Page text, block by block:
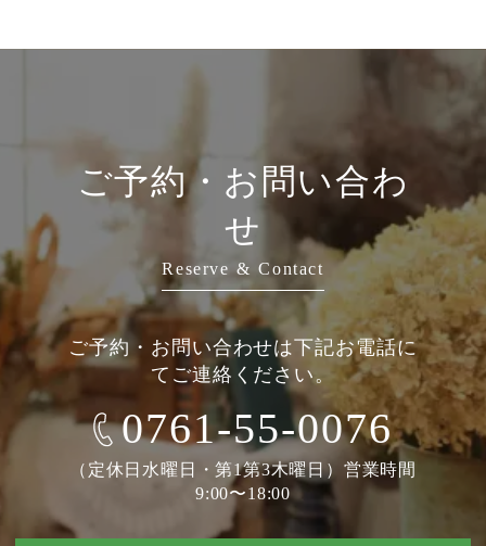
ご予約・お問い合わ
せ
Reserve & Contact
ご予約・お問い合わせは下記お電話に
てご連絡ください。
0761-55-0076
（定休日水曜日・第1第3木曜日）営業時間
9:00〜18:00